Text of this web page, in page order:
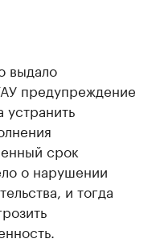
выдало
предупреждение
срок
о нарушении
и тогда